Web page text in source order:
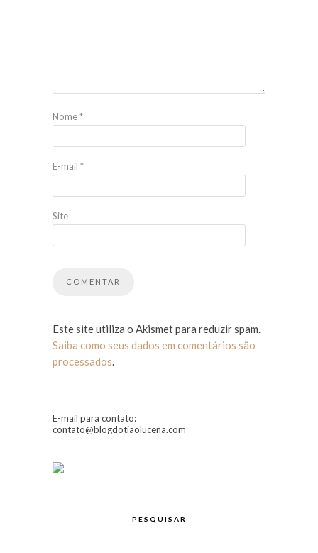
Nome*
E-mail *
Site
Este site utiliza o Akismet para reduzir spam.
Saiba como seus dados em comentários são
processados.
E-mail para contato:
contato@blogdotiaolucena.com
PESQUISAR